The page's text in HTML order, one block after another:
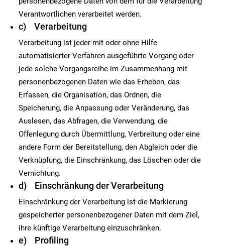
Verantwortlichen verarbeitet werden.
c) Verarbeitung
Verarbeitung ist jeder mit oder ohne Hilfe
automatisierter Verfahren ausgeführte Vorgang oder
jede solche Vorgangsreihe im Zusammenhang mit
personenbezogenen Daten wie das Erheben, das
Erfassen, die Organisation, das Ordnen, die
Speicherung, die Anpassung oder Veränderung, das
Auslesen, das Abfragen, die Verwendung, die
Offenlegung durch Übermittlung, Verbreitung oder eine
andere Form der Bereitstellung, den Abgleich oder die
Verknüpfung, die Einschränkung, das Löschen oder die
Vernichtung.
d) Einschränkung der Verarbeitung
Einschränkung der Verarbeitung ist die Markierung
gespeicherter personenbezogener Daten mit dem Ziel,
ihre künftige Verarbeitung einzuschränken.
e) Profiling